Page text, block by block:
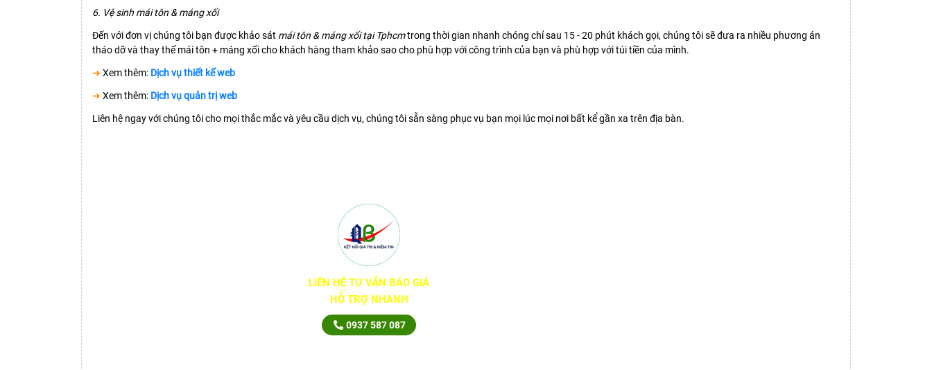
6. Vệ sinh mái tôn & máng xối
Đến với đơn vị chúng tôi bạn được khảo sát mái tôn & máng xối tại Tphcmtrong thời gian nhanh chóng chỉ sau 15 - 20 phút khách gọi, chúng tôi sẽ đưa ra nhiều phương án
tháo dỡ và thay thế mái tôn + máng xối cho khách hàng tham khảo sao cho phù hợp với công trình của bạn và phù hợp với túi tiền của mình.
➜ Xem thêm: Dịch vụ thiết kế web
➜ Xem thêm: Dịch vụ quản trị web
Liên hệ ngay với chúng tôi cho mọi thắc mắc và yêu cầu dịch vụ, chúng tôi sẵn sàng phục vụ bạn mọi lúc mọi nơi bất kể gần xa trên địa bàn.
LIÊN HỆ TƯ VẤN BÁO GIÁ
HỖ TRỢ NHANH
0937 587 087